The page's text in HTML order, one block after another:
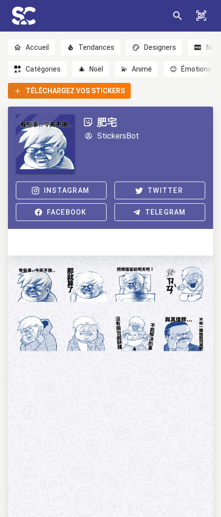
Accueil Tendances Designers
Catégories 🎄 Noël 💫 Animé 😊 Émotions
TÉLÉCHARGEZ VOS STICKERS
肥宅
StickersBot
INSTAGRAM TWITTER
FACEBOOK TELEGRAM